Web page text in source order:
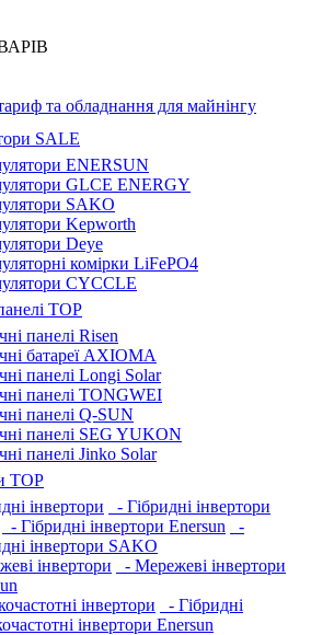
та обладнання для майнінгу
SALE
ENERSUN
GLCE ENERGY
SAKO
Kepworth
Deye
комірки LiFePO4
CYCCLE
TOP
панелі Risen
батареї AXIOMA
панелі Longi Solar
панелі TONGWEI
панелі Q-SUN
панелі SEG YUKON
панелі Jinko Solar
TOP
інвертори
- Гібридні інвертори
- Гібридні інвертори Enersun
-
інвертори SAKO
інвертори
- Мережеві інвертори
інвертори
- Гібридні
інвертори Enersun